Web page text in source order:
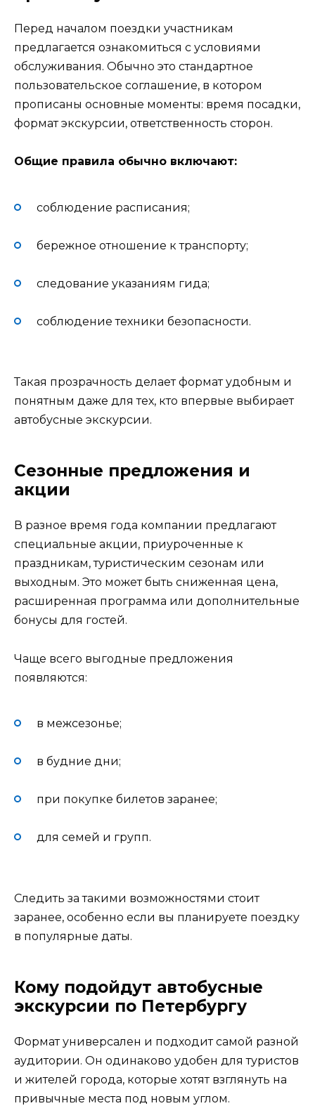
Перед началом поездки участникам
предлагается ознакомиться с условиями
обслуживания. Обычно это стандартное
пользовательское соглашение, в котором
прописаны основные моменты: время посадки,
формат экскурсии, ответственность сторон.
Общие правила обычно включают:
соблюдение расписания;
бережное отношение к транспорту;
следование указаниям гида;
соблюдение техники безопасности.
Такая прозрачность делает формат удобным и
понятным даже для тех, кто впервые выбирает
автобусные экскурсии.
Сезонные предложения и
акции
В разное время года компании предлагают
специальные акции, приуроченные к
праздникам, туристическим сезонам или
выходным. Это может быть сниженная цена,
расширенная программа или дополнительные
бонусы для гостей.
Чаще всего выгодные предложения
появляются:
в межсезонье;
в будние дни;
при покупке билетов заранее;
для семей и групп.
Следить за такими возможностями стоит
заранее, особенно если вы планируете поездку
в популярные даты.
Кому подойдут автобусные
экскурсии по Петербургу
Формат универсален и подходит самой разной
аудитории. Он одинаково удобен для туристов
и жителей города, которые хотят взглянуть на
привычные места под новым углом.